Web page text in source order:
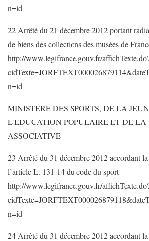
n=id
22 Arrêté du 21 décembre 2012 portant
de biens des collections des musées de
http://www.legifrance.gouv.fr/
n=id
MINISTERE DES SPORTS, DE LA
L’EDUCATION POPULAIRE ET DE LA
ASSOCIATIVE
23 Arrêté du 31 décembre 2012 accordant
l’article L. 131-14 du code du sport
http://www.legifrance.gouv.fr/
n=id
24 Arrêté du 31 décembre 2012 accordant